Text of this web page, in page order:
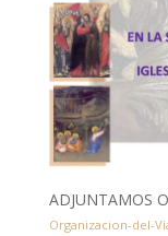
ADJUNTAMOS
Organizacion-del-